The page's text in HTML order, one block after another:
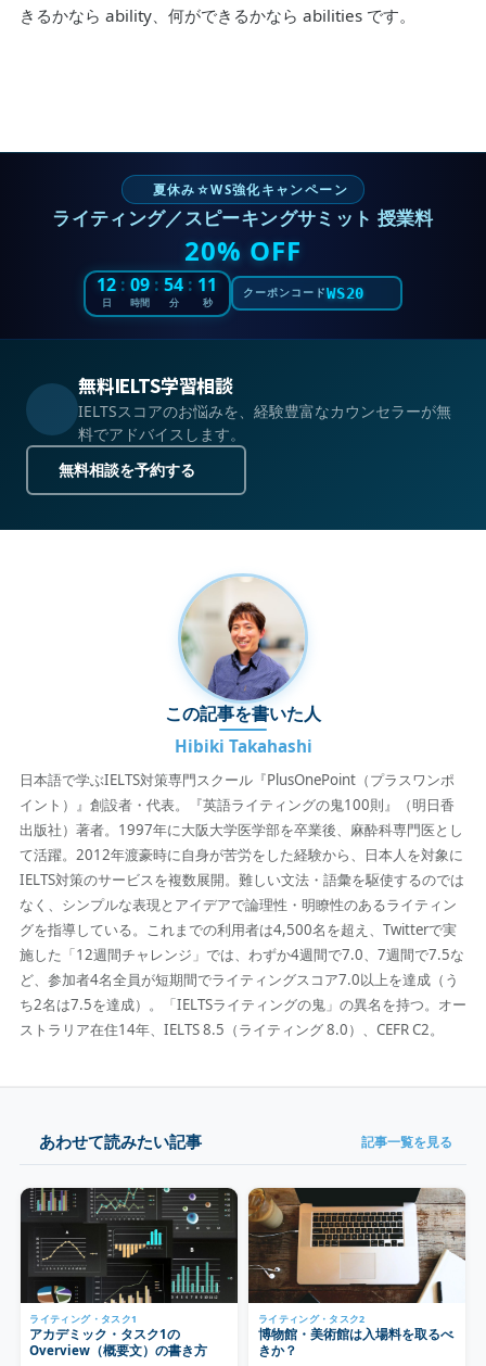
きるかなら ability、何ができるかなら abilities です。
夏休み☆WS強化キャンペーン
ライティング／スピーキングサミット 授業料
20% OFF
12
日
: 09
時間
: 54
分
: 09
秒
クーポンコードWS20
無料IELTS学習相談
IELTSスコアのお悩みを、経験豊富なカウンセラーが無
料でアドバイスします。
無料相談を予約する
この記事を書いた人
Hibiki Takahashi
日本語で学ぶIELTS対策専門スクール『PlusOnePoint（プラスワンポ
イント）』創設者・代表。『英語ライティングの鬼100則』（明日香
出版社）著者。1997年に大阪大学医学部を卒業後、麻酔科専門医とし
て活躍。2012年渡豪時に自身が苦労をした経験から、日本人を対象に
IELTS対策のサービスを複数展開。難しい文法・語彙を駆使するのでは
なく、シンプルな表現とアイデアで論理性・明瞭性のあるライティン
グを指導している。これまでの利用者は4,500名を超え、Twitterで実
施した「12週間チャレンジ」では、わずか4週間で7.0、7週間で7.5な
ど、参加者4名全員が短期間でライティングスコア7.0以上を達成（う
ち2名は7.5を達成）。「IELTSライティングの鬼」の異名を持つ。オー
ストラリア在住14年、IELTS 8.5（ライティング 8.0）、CEFR C2。
あわせて読みたい記事 記事一覧を見る
ライティング・タスク1
アカデミック・タスク1の
Overview（概要文）の書き方
ライティング・タスク2
博物館・美術館は入場料を取るべ
きか？